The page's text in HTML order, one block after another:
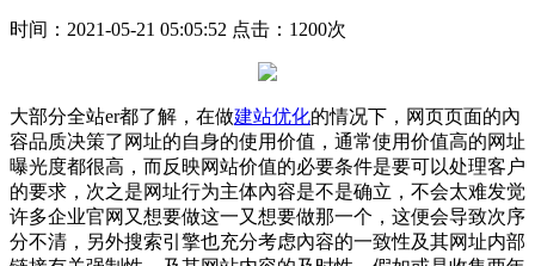
时间：2021-05-21 05:05:52 点击：1200次
大部分全站er都了解，在做建站优化的情况下，网页页面的內
容品质决策了网址的自身的使用价值，通常使用价值高的网址
曝光度都很高，而反映网站价值的必要条件是要可以处理客户
的要求，次之是网址行为主体內容是不是确立，不会太难发觉
许多企业官网又想要做这一又想要做那一个，这便会导致次序
分不清，另外搜索引擎也充分考虑內容的一致性及其网址内部